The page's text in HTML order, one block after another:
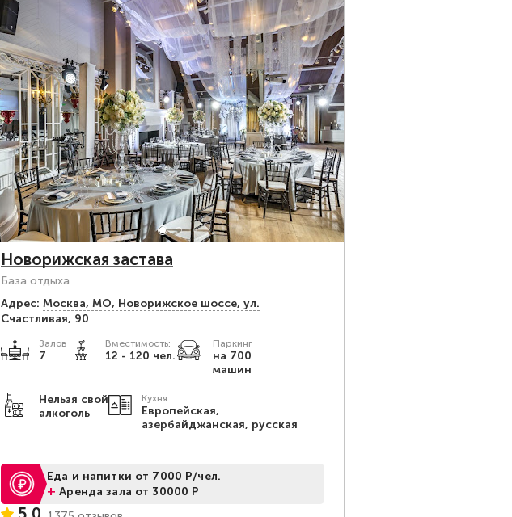
Новорижская застава
База отдыха
Адрес: Москва, МО, Новорижское шоссе, ул.
Счастливая, 90
Залов
7
Вместимость:
12 - 120 чел.
Паркинг
на 700
машин
Нельзя свой
алкоголь
Кухня
Европейская,
азербайджанская, русская
Еда и напитки от 7000 Р/чел.
+Аренда зала от 30000 Р